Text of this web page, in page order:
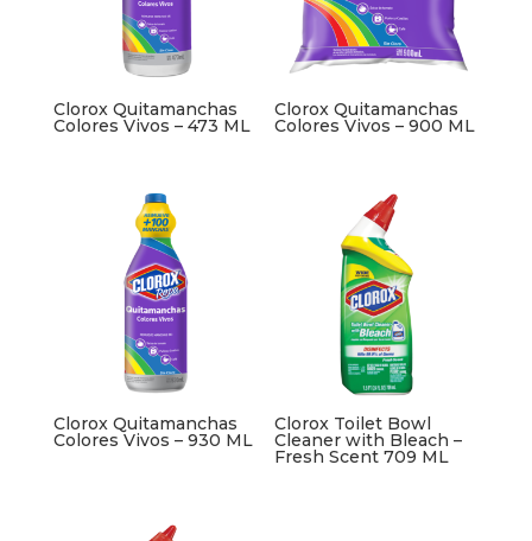
Clorox Quitamanchas
Colores Vivos – 473 ML
Clorox Quitamanchas
Colores Vivos – 900 ML
Clorox Quitamanchas
Colores Vivos – 930 ML
Clorox Toilet Bowl
Cleaner with Bleach –
Fresh Scent 709 ML